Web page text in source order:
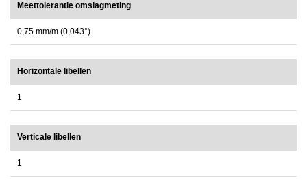
Meettolerantie omslagmeting
0,75 mm/m (0,043°)
Horizontale libellen
1
Verticale libellen
1